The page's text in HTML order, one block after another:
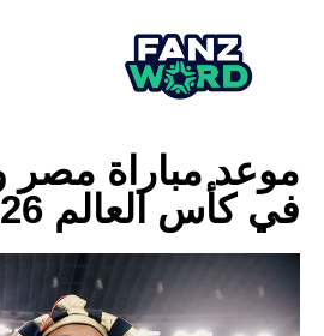
موعد مباراة مصر
في كأس العالم 2026